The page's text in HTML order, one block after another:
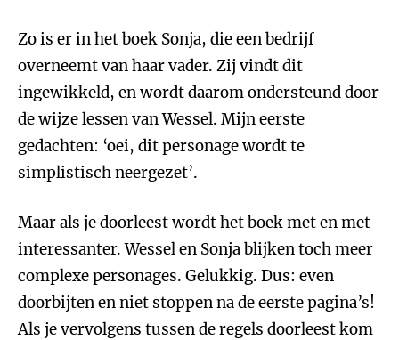
Zo is er in het boek Sonja, die een bedrijf
overneemt van haar vader. Zij vindt dit
ingewikkeld, en wordt daarom ondersteund door
de wijze lessen van Wessel. Mijn eerste
gedachten: ‘oei, dit personage wordt te
simplistisch neergezet’.
Maar als je doorleest wordt het boek met en met
interessanter. Wessel en Sonja blijken toch meer
complexe personages. Gelukkig. Dus: even
doorbijten en niet stoppen na de eerste pagina’s!
Als je vervolgens tussen de regels doorleest kom